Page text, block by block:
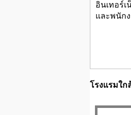
อินเทอร์
และพนัก
โรงแรมใก